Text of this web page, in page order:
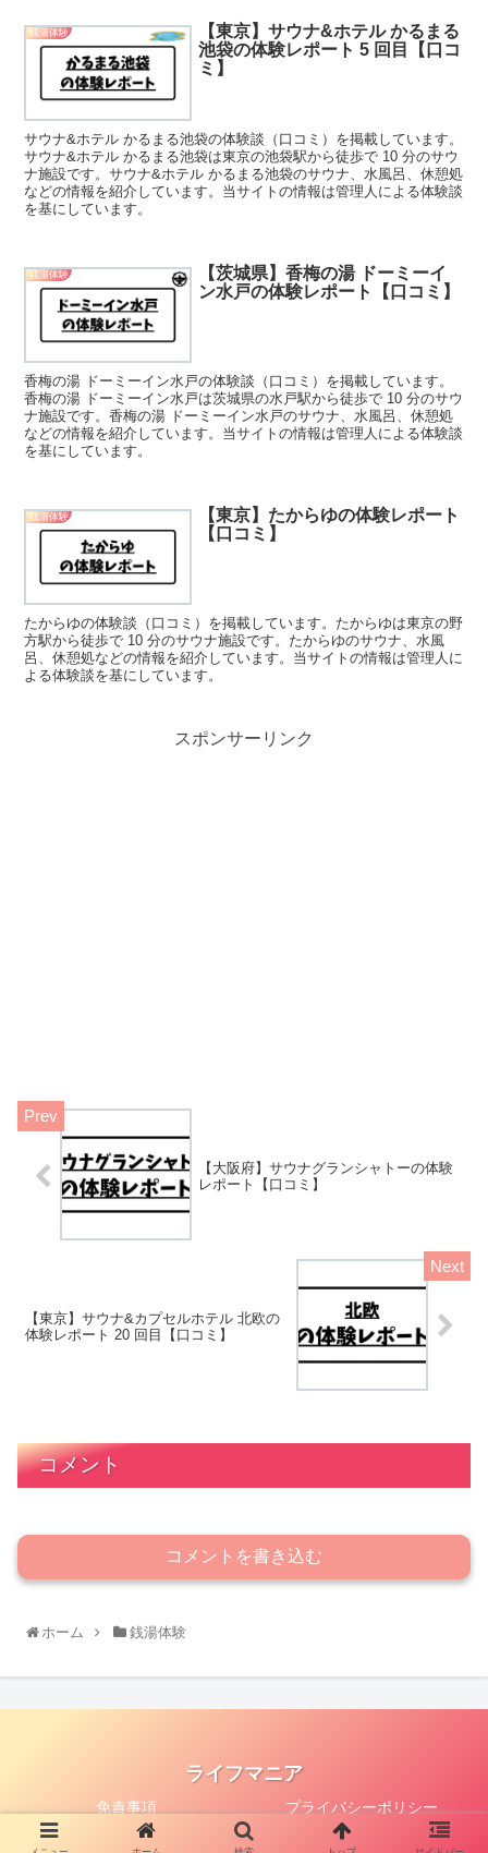
銭湯体験
【東京】サウナ&ホテル かるまる
池袋の体験レポート 5 回目【口コ
ミ】
サウナ&ホテル かるまる池袋の体験談（口コミ）を掲載しています。
サウナ&ホテル かるまる池袋は東京の池袋駅から徒歩で 10 分のサウ
ナ施設です。サウナ&ホテル かるまる池袋のサウナ、水風呂、休憩処
などの情報を紹介しています。当サイトの情報は管理人による体験談
を基にしています。
銭湯体験
【茨城県】香梅の湯 ドーミーイ
ン水戸の体験レポート【口コミ】
香梅の湯 ドーミーイン水戸の体験談（口コミ）を掲載しています。
香梅の湯 ドーミーイン水戸は茨城県の水戸駅から徒歩で 10 分のサウ
ナ施設です。香梅の湯 ドーミーイン水戸のサウナ、水風呂、休憩処
などの情報を紹介しています。当サイトの情報は管理人による体験談
を基にしています。
銭湯体験
【東京】たからゆの体験レポート
【口コミ】
たからゆの体験談（口コミ）を掲載しています。たからゆは東京の野
方駅から徒歩で 10 分のサウナ施設です。たからゆのサウナ、水風
呂、休憩処などの情報を紹介しています。当サイトの情報は管理人に
よる体験談を基にしています。
スポンサーリンク
【大阪府】サウナグランシャトーの体験
レポート【口コミ】
【東京】サウナ&カプセルホテル 北欧の
体験レポート 20 回目【口コミ】
コメント
コメントを書き込む
ホーム 銭湯体験
ライフマニア
免責事項 プライバシーポリシー
© 2020 ライフマニア.